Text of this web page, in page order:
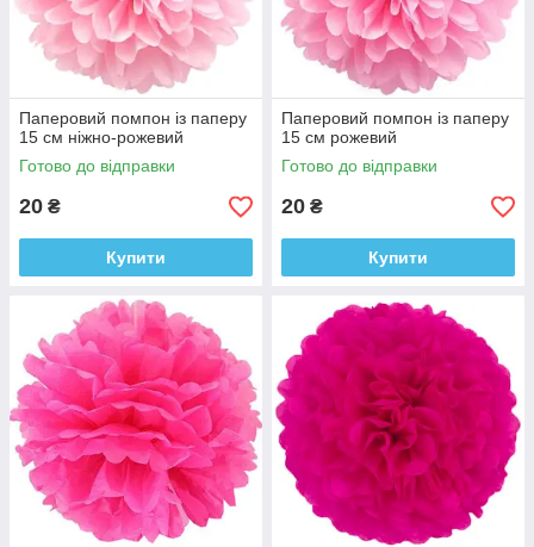
Паперовий помпон із паперу
15 см ніжно-рожевий
Готово до відправки
20 ₴
Купити
Паперовий помпон із паперу
15 см рожевий
Готово до відправки
20 ₴
Купити